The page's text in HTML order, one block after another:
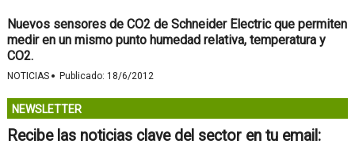
Nuevos sensores de CO2 de Schneider Electric que permiten
medir en un mismo punto humedad relativa, temperatura y
CO2.
NOTICIAS · Publicado: 18/6/2012
NEWSLETTER
Recibe las noticias clave del sector en tu email: